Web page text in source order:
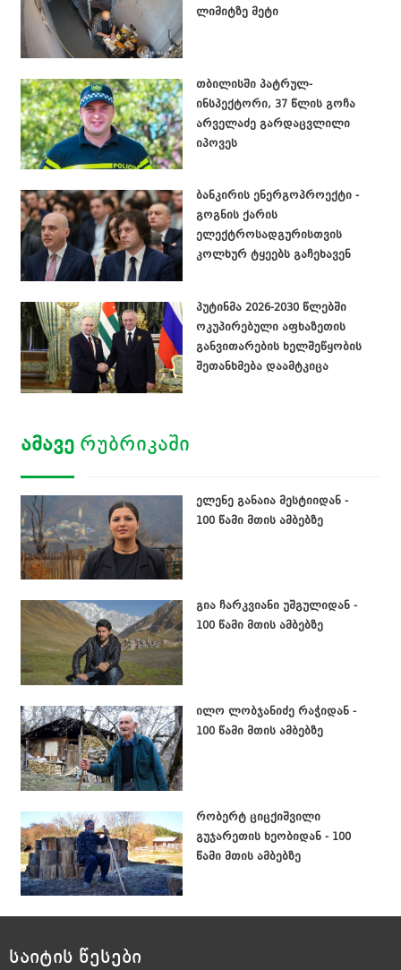
ლიმიტზე მეტი
თბილისში პატრულ-
ინსპექტორი, 37 წლის გოჩა
არველაძე გარდაცვლილი
იპოვეს
ბანკირის ენერგოპროექტი -
გოგნის ქარის
ელექტროსადგურისთვის
კოლხურ ტყეებს გაჩეხავენ
პუტინმა 2026-2030 წლებში
ოკუპირებული აფხაზეთის
განვითარების ხელშეწყობის
შეთანხმება დაამტკიცა
ᲐᲛᲐᲕᲔ ᲠᲣᲑᲠᲘᲙᲐᲨᲘ
ელენე განაია მესტიიდან -
100 წამი მთის ამბებზე
გია ჩარკვიანი უშგულიდან -
100 წამი მთის ამბებზე
ილო ლობჯანიძე რაჭიდან -
100 წამი მთის ამბებზე
რობერტ ციცქიშვილი
გუჯარეთის ხეობიდან - 100
წამი მთის ამბებზე
საიტის წესები